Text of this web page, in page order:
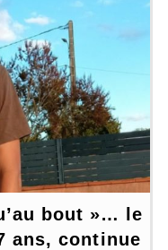
bout »… le
ans, continue